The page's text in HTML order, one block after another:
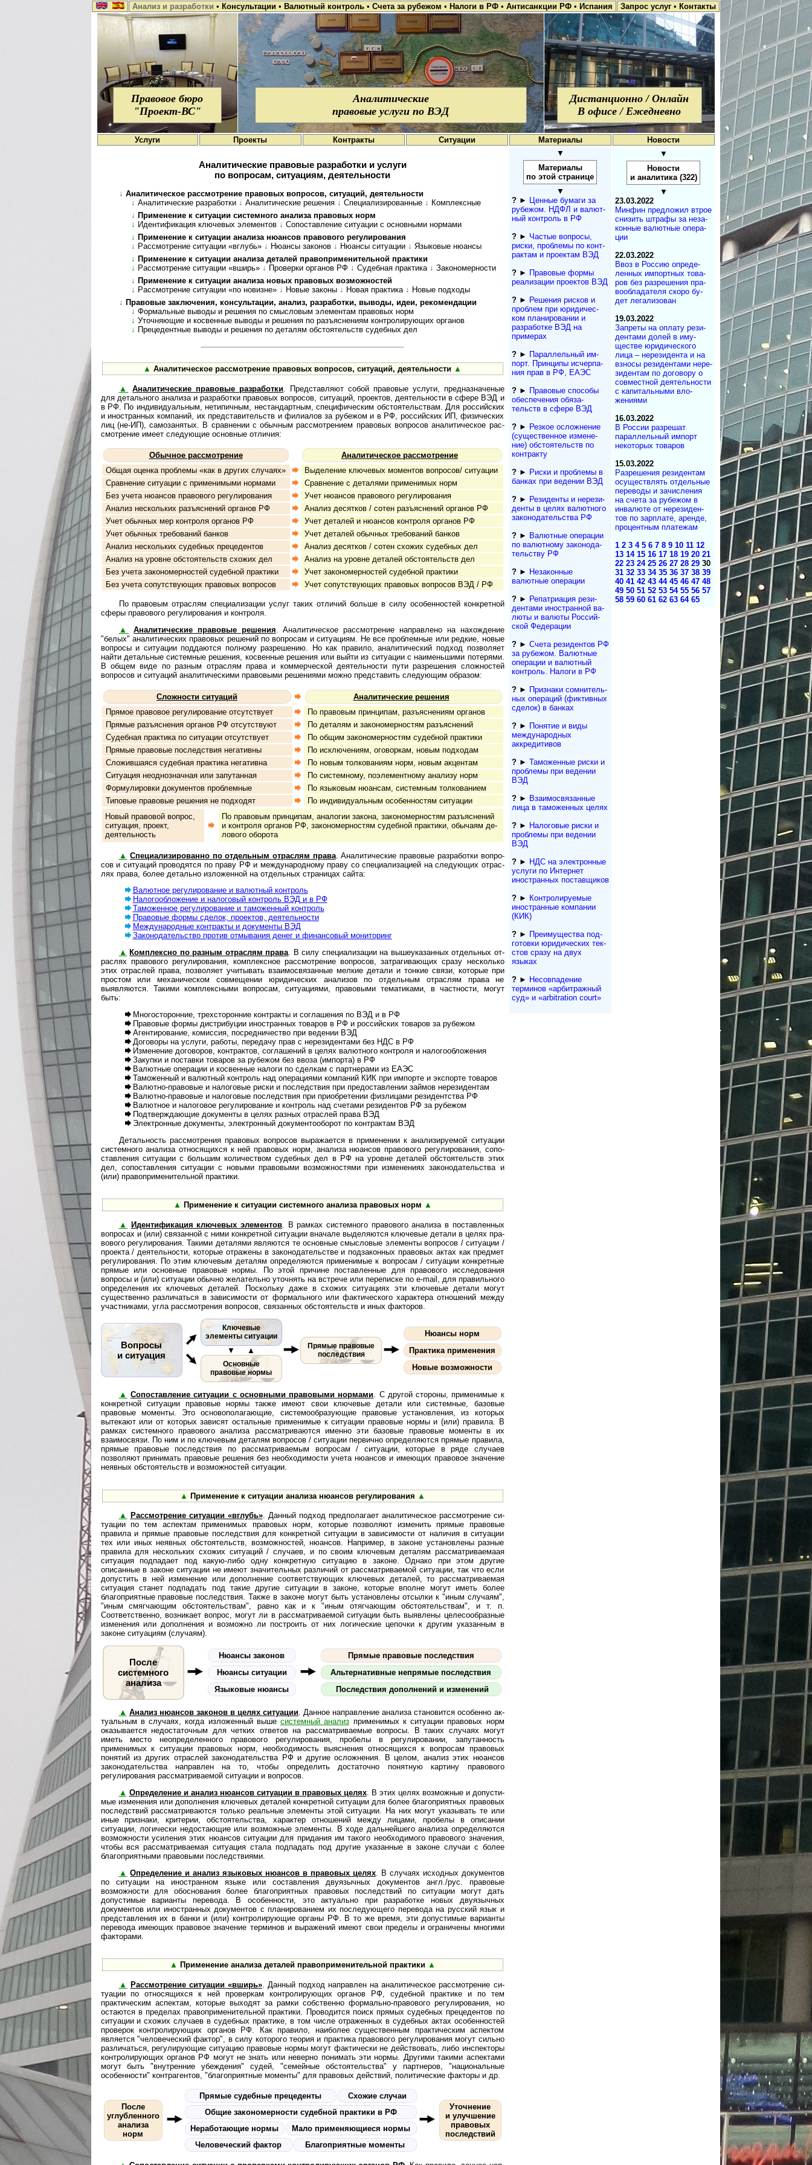
Анализ и разработки • Консультации • Валютный контроль • Счета за рубежом • Налоги в РФ • Антисанкции РФ • Испания Запрос услуг • Контакты
Правовое бюро
"Проект-ВС"
Аналитические
правовые услуги по ВЭД
Дистанционно / Онлайн
В офисе / Ежедневно
Услуги Проекты Контракты Ситуации Материалы Новости
Аналитические правовые разработки и услуги
по вопросам, ситуациям, деятельности
↓ Аналитическое рассмотрение правовых во­п­ро­сов, си­ту­а­ций, де­я­тель­ности
↓ Аналитические разработки ↓ Ана­ли­ти­чес­кие ре­ше­ния ↓ Спе­ци­а­ли­зи­ро­ван­ные ↓ Комп­лекс­ные
↓ Применение к ситуации системного ана­ли­за пра­во­вых норм
↓ Идентификация ключевых элементов ↓ Со­по­став­ле­ние си­ту­а­ции с ос­нов­ны­ми нор­мами
↓ Применение к ситуации анализа нюансов пра­во­во­го ре­гу­ли­ро­ва­ния
↓ Рассмотрение ситуации «вглубь» ↓ Нюансы законов ↓ Нюансы ситуации ↓ Языковые нюансы
↓ Применение к ситуации анализа де­та­лей пра­во­при­ме­ни­тель­ной прак­тики
↓ Рассмотрение ситуации «вширь» ↓ Проверки органов РФ ↓ Су­деб­ная прак­ти­ка ↓ За­ко­но­мер­нос­ти
↓ Применение к ситуации анализа но­вых пра­во­вых воз­мож­нос­тей
↓ Рассмотрение ситуации «по новизне» ↓ Новые законы ↓ Но­вая прак­тика ↓ Но­вые под­ходы
↓ Правовые заключения, консультации, анализ, раз­ра­бот­ки, вы­во­ды, идеи, ре­ко­мен­дации
↓ Формальные выводы и решения по смыс­ло­вым эле­мен­там пра­во­вых норм
↓ Уточняющие и косвенные выводы и решения по разъ­яс­не­ни­ям кон­т­ро­ли­ру­ю­щих ор­га­нов
↓ Прецедентные выводы и решения по де­та­лям об­сто­я­тельств су­деб­ных дел
▲ Аналитическое рассмотрение правовых во­п­ро­сов, си­ту­а­ций, де­я­тель­ности ▲
▲ Аналитические правовые разработки . Пред­став­ляют собой пра­во­вые ус­лу­ги, пред­наз­на­че­ные
для де­таль­но­го ана­ли­за и раз­ра­бо­тки пра­во­вых воп­ро­сов, ситу­а­ций, про­ек­тов, дея­тель­но­сти в сфере ВЭД и
в РФ. По инди­ви­ду­аль­ным, нети­пич­ным, нестан­дарт­ным, спе­ци­фи­чес­ким обсто­я­тель­ствам. Для рос­сий­ских
и ино­ст­ран­ных ком­па­ний, их пред­ста­ви­тельств и фили­а­лов за рубе­жом и в РФ, рос­сий­ских ИП, физи­чес­ких
лиц (не-ИП), само­за­ня­тых. В срав­не­нии с обыч­ным рас­смот­ре­ни­ем пра­во­вых воп­ро­сов ана­ли­ти­чес­кое рас­
смот­ре­ние имеет сле­дую­щие основ­ные отличия:
Обычное рассмотрение
Аналитическое рассмотрение
Общая оценка проблемы «как в других случаях»
Выделение ключевых моментов вопросов/ ситуации
Сравнение ситуации с применимыми нормами
Сравнение с деталями применимых норм
Без учета нюансов правового регулирования
Учет нюансов правового регулирования
Анализ нескольких разъяснений органов РФ
Анализ десятков / сотен разъяснений органов РФ
Учет обычных мер контроля органов РФ
Учет деталей и нюансов контроля органов РФ
Учет обычных требований банков
Учет деталей обычных требований банков
Анализ нескольких судебных прецедентов
Анализ десятков / сотен схожих судебных дел
Анализ на уровне обстоятельств схожих дел
Анализ на уровне деталей обстоятельств дел
Без учета закономерностей судебной практики
Учет закономерностей судебной практики
Без учета сопутствующих правовых вопросов
Учет сопутствующих правовых вопросов ВЭД / РФ
По правовым отраслям специализации услуг таких отличий больше в си­лу осо­бен­нос­тей кон­к­рет­ной
сфе­ры правового регулирования и контроля.
▲
Аналитические правовые решения . Аналитическое рас­смот­ре­ние на­п­рав­ле­но на на­хож­де­ние
"белых" аналитических правовых решений по вопросам и ситуациям. Не все проблемные или редкие, новые
вопросы и ситуации поддаются полному разрешению. Но как правило, аналитический подход позволяет
найти детальные системные решения, косвенные решения или выйти из ситуации с наименьшими потерями.
В общем виде по разным отраслям права и коммерческой де­я­тель­нос­ти пути раз­ре­ше­ния сложностей
вопросов и ситуаций ана­ли­ти­чес­ки­ми пра­во­вы­ми решениями можно представить следующим образом:
Сложности ситуаций
Аналитические решения
Прямое правовое регулирование отсутствует
По правовым принципам, разъяснениям органов
Прямые разъяснения органов РФ отсутствуют
По деталям и закономерностям разъяснений
Судебная практика по ситуации отсутствует
По общим закономерностям судебной практики
Прямые правовые последствия негативны
По исключениям, оговоркам, новым подходам
Сложившаяся судебная практика негативна
По новым толкованиям норм, новым акцентам
Ситуация неоднозначная или запутанная
По системному, поэлементному анализу норм
Формулировки документов проблемные
По языковым нюансам, системным толкованием
Типовые правовые решения не подходят
По индивидуальным особенностям ситуации
Новый правовой вопрос,
си­ту­а­ция, про­ект,
деятельность
По правовым принципам, аналогии закона, за­ко­но­мер­нос­тям разъ­яс­не­ний
и кон­т­ро­ля органов РФ, за­ко­но­мер­нос­тям су­деб­ной прак­ти­ки, обы­ча­ям де­
ло­во­го оборота
▲ Специализированно по отдельным отраслям права. Ана­ли­ти­чес­кие пра­во­вые раз­ра­бот­ки во­п­ро­
сов и ситуаций проводятся по праву РФ и международному праву со специализацией на следующих от­рас­
лях права, более детально изложенной на отдельных страницах сайта:
Валютное регулирование и валютный контроль
Налогообложение и налоговый контроль ВЭД и в РФ
Таможенное регулирование и таможенный контроль
Правовые формы сделок, проектов, деятельности
Международные контракты и документы ВЭД
Законодательство против отмывания денег и финансовый мо­ни­то­ринг
▲ Комплексно по разным отраслям права. В силу спе­ци­а­ли­за­ции на вы­ше­ука­зан­ных от­дель­ных от­
рас­лях правового регулирования, ком­п­лек­с­ное рассмотрение вопросов, затрагивающих сразу несколько
этих отраслей права, позволяет учитывать взаимосвязанные мелкие детали и тонкие связи, которые при
простом или механическом совмещении юридических анализов по отдельным отраслям права не
выявляются. Такими комплексными вопросам, ситуациями, правовыми тематиками, в частности, могут
быть:
Многосторонние, трех­сто­рон­ние контракты и соглашения по ВЭД и в РФ
Правовые формы дистрибуции иностранных товаров в РФ и российских товаров за рубежом
Агентирование, комиссия, посредничество при ведении ВЭД
Договоры на услуги, работы, передачу прав с нерезидентами без НДС в РФ
Изменение договоров, контрактов, соглашений в целях валютного контроля и налогообложения
Закупки и поставки товаров за рубежом без ввоза (импорта) в РФ
Валютные операции и косвенные налоги по сделкам с партнерами из ЕАЭС
Таможенный и валютный контроль над операциями компаний КИК при импорте и экспорте товаров
Валютно-правовые и налоговые риски и последствия при предоставлении займов нерезидентам
Валютно-правовые и налоговые последствия при приобретении физлицами резидентства РФ
Валютное и налоговое регулирование и контроль над счетами резидентов РФ за рубежом
Подтверждающие документы в целях разных отраслей права ВЭД
Электронные документы, электронный документооборот по контрактам ВЭД
Детальность рассмотрения правовых вопросов выражается в применении к анализируемой ситуации
сис­тем­но­го анализа относящихся к ней правовых норм, анализа нюансов правового регулирования, со­по­
став­ле­ния ситуации с большим количеством судебных дел в РФ на уровне деталей обстоятельств этих
дел, со­по­став­ле­ния ситуации с новыми правовыми возможностями при изменениях законодательства и
(или) пра­во­при­ме­ни­тель­ной практики.
▲ Применение к ситуации системного анализа правовых норм ▲
▲ Идентификация ключевых элементов. В рамках системного пра­во­во­го ана­ли­за в поставленных
во­п­ро­сах и (или) связанной с ними конкретной ситуации вначале выделяются ключевые детали в целях пра­
во­во­го регулирования. Такими деталями являются те основные смысловые элементы вопросов / ситуации /
проекта / деятельности, которые отражены в законодательстве и подзаконных правовых актах как предмет
регулирования. По этим ключевым деталям определяются при­ме­ни­мые к вопросам / ситуации конкретные
прямые или основные правовые нормы. По этой причине поставленные для правового исследования
вопросы и (или) ситуации обычно желательно уточнять на встрече или переписке по e-mail, для правильного
определения их ключевых деталей. Поскольку даже в схожих ситуациях эти ключевые детали могут
существенно различаться в зависимости от формального или фактического характера отношений между
участниками, угла рассмотрения вопросов, связанных обстоятельств и иных факторов.
Вопросы
и ситуация
Ключевые
элементы ситуации
▼ ▲
Основные
правовые нормы
Прямые правовые
последствия
Нюансы норм
Практика применения
Новые возможности
▲ Сопоставление ситуации с основными правовыми нормами . С другой стороны, применимые к
кон­к­рет­ной си­ту­а­ции правовые нормы также имеют свои ключевые детали или системные, базовые
правовые моменты. Это основополагающие, системообразующие правовые установления, из которых
вытекают или от которых зависят остальные применимые к ситуации правовые нормы и (или) правила. В
рамках системного правового анализа рассматриваются именно эти базовые правовые моменты в их
взаимосвязи. По ним и по ключевым деталям вопросов / ситуации первично определяются прямые правила,
прямые правовые по­след­с­т­вия по рассматриваемым вопросам / ситуации, которые в ряде случаев
позволяют принимать правовые решения без необходимости учета нюансов и имеющих правовое значение
неявных обстоятельств и воз­мож­нос­тей ситуации.
▲ Применение к ситуации анализа нюансов регулирования ▲
▲ Рассмотрение ситуации «вглубь». Данный подход предполагает ана­ли­ти­чес­кое рассмотрение си­
ту­а­ции по тем аспектам применимых правовых норм, которые позволяют изменить прямые правовые
правила и прямые правовые последствия для конкретной ситуации в зависимости от наличия в ситуации
тех или иных неявных обстоятельств, возможностей, нюансов. Например, в законе установлены разные
правила для нескольких схожих ситуаций / случаев, и по своим ключевым деталям рассматриваемаая
ситуация подпадает под какую-либо одну конкретную ситуацию в законе. Однако при этом другие
описанные в законе ситуации не имеют значительных различий от рассматриваемой ситуации, так что если
допустить в ней изменение или дополнение соответствующих ключевых деталей, то рассматриваемая
ситуация станет подпадать под такие другие ситуации в законе, которые вполне могут иметь более
благоприятные правовые последствия. Также в законе могут быть установлены отсылки к "иным случаям",
"иным смягчающим обстоятельствам", равно как и к "иным отягчающим обстоятельствам", и т. п.
Соответственно, возникает вопрос, могут ли в рас­смат­ри­ва­е­мой ситуации быть выявлены целесообразные
изменения или дополнения и возможно ли построить от них логические цепочки к другим указанным в
законе ситуациям (случаям).
После
системного
анализа
Нюансы законов
Нюансы ситуации
Языковые нюансы
Прямые правовые последствия
Альтернативные непрямые последствия
Последствия дополнений и изменений
▲ Анализ нюансов законов в целях ситуации. Данное направление анализа становится особенно ак­
ту­аль­ным в случаях, когда изложенный выше системный анализ применимых к ситуации правовых норм
оказывается недостаточным для четких ответов на рассматриваемые вопросы. В таких случаях могут
иметь место неопределенного правового регулирования, пробелы в регулировании, запутанность
применимых к ситуации правовых норм, необходимость выяснения относящихся к вопросам правовых
понятий из других отраслей законодательства РФ и другие осложнения. В целом, анализ этих нюансов
законодательства направлен на то, чтобы определить достаточно понятную картину правового
регулирования рассматриваемой ситуации и вопросов.
▲ Определение и анализ нюансов ситуации в правовых целях. В этих целях возможные и до­пу­с­ти­
мые изменения или до­пол­не­ния ключевых деталей конкретной ситуации для более благоприятных правовых
последствий рассматриваются только реальные элементы этой ситуации. На них могут указывать те или
иные признаки, критерии, обстоятельства, характер отношений между лицами, пробелы в описании
ситуации, логически недостающие или возможные элементы. В ходе дальнейшего анализа определяются
возможности усиления этих нюансов ситуации для придания им такого необходимого правового значения,
чтобы вся рассматриваемая ситуация стала подпадать под другие указанные в законе случаи с более
благоприятными правовыми последствиями.
▲ Определение и анализ языковых нюансов в правовых целях. В случаях исходных документов
по ситуации на иностранном языке или составления двуязычных документов англ./рус. правовые
возможности для обоснования более благоприятных правовых последствий по ситуации могут дать
допустимые варианты перевода. В особенности, это актуально при разработке новых двуязычных
документов или иностранных документов с планированием их последующего перевода на русский язык и
представления их в банки и (или) контролирующие органы РФ. В то же время, эти допустимые варианты
перевода имеющих правовое значение терминов и выражений имеют свои пределы и ограничены многими
факторами.
▲ Применение анализа деталей правоприменительной практики ▲
▲ Рассмотрение ситуации «вширь». Данный подход направлен на ана­ли­ти­чес­кое рассмотрение си­
ту­а­ции по относящихся к ней проверкам контролирующих органов РФ, судебной практике и по тем
практическим аспектам, которые выходят за рамки собственно формально-правового регулирования, но
остаются в пределах правоприменительной практики. Проводится поиск прямых судебных прецедентов по
ситуации и схожих случаев в судебных практике, в том числе отраженных в судебных актах особенностей
проверок контролирующих органов РФ. Как правило, наиболее существенным практическим аспектом
является "человеческий фактор", в силу которого теория и практика правового регулирования могут сильно
различаться, регулирующие ситуацию правовые нормы могут фактически не действовать, либо инспекторы
контролирующих органов РФ могут не знать или неверно понимать эти нормы. Другими такими аспектами
могут быть "внутренние убеждения" судей, "семейные обстоятельства" у партнеров, "национальные
особенности" контрагентов, "благоприятные моменты" для правовых действий, политические факторы и др.
После
углубленного
анализа
норм
Прямые судебные прецеденты
Схожие случаи
Общие закономерности судебной практики в РФ
Нера­бо­та­ю­щие нормы
Мало при­ме­ня­ю­щи­еся нормы
Человеческий фактор
Благоприятные моменты
Уточнение
и улучшение
правовых
последствий
▼
Материалы
по этой странице
▼
?► Ценные бумаги за
рубежом. НДФЛ и ва­лют­
ный кон­т­роль в РФ
?► Частые вопросы,
рис­ки, проблемы по конт­
рактам и проектам ВЭД
?► Правовые формы
реализации проектов ВЭД
?► Решения рисков и
про­блем при юридичес­
ком планирова­нии и
разра­ботке ВЭД на
примерах
?► Параллельный им­
порт. Прин­ци­пы ис­чер­па­
ния прав в РФ, ЕАЭС
?► Правовые способы
обеспечения обяза­
тельств в сфере ВЭД
?► Резкое осложнение
(сущест­вен­ное измене­
ние) обсто­ятельств по
контракту
?► Риски и проблемы в
банках при ведении ВЭД
?► Резиденты и не­ре­зи­
ден­ты в целях валютного
за­ко­но­да­тель­ст­ва РФ
?► Валютные операции
по валютному за­ко­но­да­
тель­ст­ву РФ
?► Незаконные
валютные операции
?► Репатриация ре­зи­
ден­та­ми иностранной ва­
лю­ты и валюты Рос­сий­
ской Федерации
?► Счета резидентов РФ
за рубежом. Валютные
операции и валютный
контроль. Налоги в РФ
?► Признаки сомнитель­
ных операций (фиктивных
сделок) в банках
?► Понятие и виды
международных
аккредитивов
?► Таможенные риски и
проблемы при ведении
ВЭД
?► Взаимосвязанные
лица в таможенных целях
?► Налоговые риски и
проблемы при ведении
ВЭД
?► НДС на электронные
услуги по Интернет
иностранных поставщиков
?► Контролируемые
иностранные компании
(КИК)
?► Преимущества под­
гото­вки юри­ди­чес­ких тек­
с­тов сразу на двух
языках
?► Несовпадение
терминов «арбитражный
суд» и «arbitration court»
▼
Новости
и аналитика (322)
▼
23.03.2022
Минфин предложил втрое
снизить штрафы за не­за­
кон­ные валютные опе­ра­
ции
22.03.2022
Ввоз в Россию оп­ре­де­
лен­ных импортных то­ва­
ров без разрешения пра­
во­об­ла­да­те­ля скоро бу­
дет легализован
19.03.2022
Запреты на оплату ре­зи­
ден­та­ми до­лей в иму­
щест­ве юри­ди­чес­ко­го
лица – не­ре­зи­ден­та и на
взносы ре­зи­ден­та­ми не­ре­
зи­ден­там по до­го­во­ру о
сов­мес­т­ной де­я­тель­нос­ти
с ка­пи­таль­ны­ми вло­
жениями
16.03.2022
В России разрешат
параллельный импорт
некоторых товаров
15.03.2022
Разрешения рези­ден­там
осу­щест­влять от­дел­ьные
пе­ре­во­ды и за­чис­ле­ния
на счета за рубежом в
инвалюте от не­ре­зи­ден­
тов по зар­плате, аренде,
про­цент­ным платежам
1 2 3 4 5 6 7 8 9 10 11 12
13 14 15 16 17 18 19 20 21
22 23 24 25 26 27 28 29 30
31 32 33 34 35 36 37 38 39
40 41 42 43 44 45 46 47 48
49 50 51 52 53 54 55 56 57
58 59 60 61 62 63 64 65